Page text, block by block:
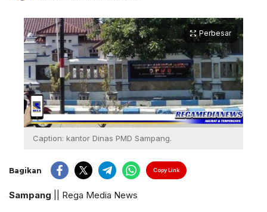
Perbesar
Caption: kantor Dinas PMD Sampang.
Bagikan Copy Link
Sampang || Rega Media News